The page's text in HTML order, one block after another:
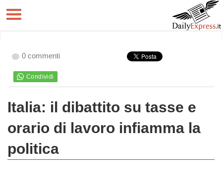
0 commenti
Italia: il dibattito su tasse e
orario di lavoro infiamma la
politica